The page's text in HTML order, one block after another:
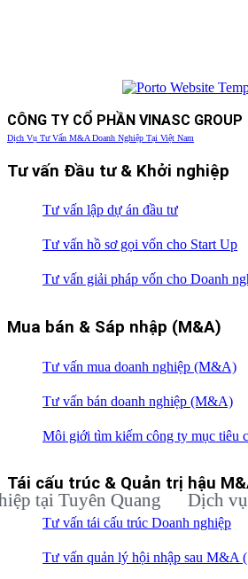
CÔNG TY CỔ PHẦN VINASC GROUP
Dịch Vụ Tư Vấn M&A Doanh Nghiệp Tại Việt Nam
Tư vấn Đầu tư & Khởi nghiệp
Tư vấn lập dự án đầu tư
Tư vấn hồ sơ gọi vốn cho Start Up
Tư vấn giải pháp vốn cho Doanh
Mua bán & Sáp nhập (M&A)
Tư vấn mua doanh nghiệp (M&A)
Tư vấn bán doanh nghiệp (M&A)
Môi giới tìm kiếm công ty mục tiêu
Tái cấu trúc & Quản trị hậu
Tư vấn tái cấu trúc Doanh nghiệp
Tư vấn quản lý hội nhập sau M&A
Quang Dịch vụ tư